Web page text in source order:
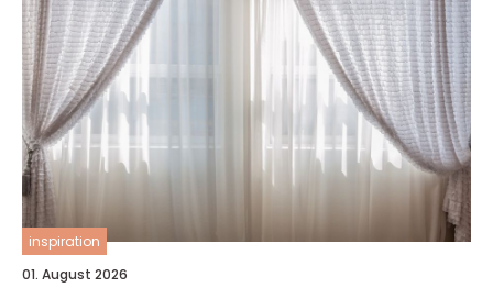
inspiration
01. August 2026